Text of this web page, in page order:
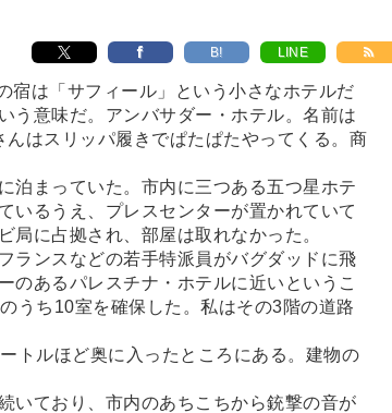
B! LINE
は「サフィール」という小さなホテルだ
う意味だ。アンバサダー・ホテル。名前は
はスリッパ履きでぱたぱたやってくる。商
まっていた。市内に三つある五つ星ホテ
いるうえ、プレスセンターが置かれていて
局に占拠され、部屋は取れなかった。
ランスなどの若手特派員がバグダッドに飛
のあるパレスチナ・ホテルに近いというこ
うち10室を確保した。私はその3階の道路
トルほど奥に入ったところにある。建物の
いており、市内のあちこちから銃撃の音が